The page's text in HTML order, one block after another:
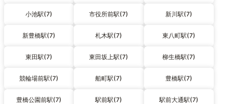
小池駅(7) 市役所前駅(7) 新川駅(7)
新豊橋駅(7) 札木駅(7) 東八町駅(7)
東田駅(7) 東田坂上駅(7) 柳生橋駅(7)
競輪場前駅(7) 船町駅(7) 豊橋駅(7)
豊橋公園前駅(7) 駅前駅(7) 駅前大通駅(7)